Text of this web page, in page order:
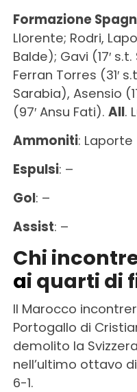
Formazione
Llorente; Rodri,
Balde); Gavi (17′
Ferran Torres (31′
Sarabia), Asensio
(97′ Ansu Fati). All.
Ammoniti: Laporte
Espulsi: –
Gol: –
Assist: –
Chi
ai quarti di
Il Marocco
Portogallo di
demolito la
nell’ultimo ottavo
6-1.